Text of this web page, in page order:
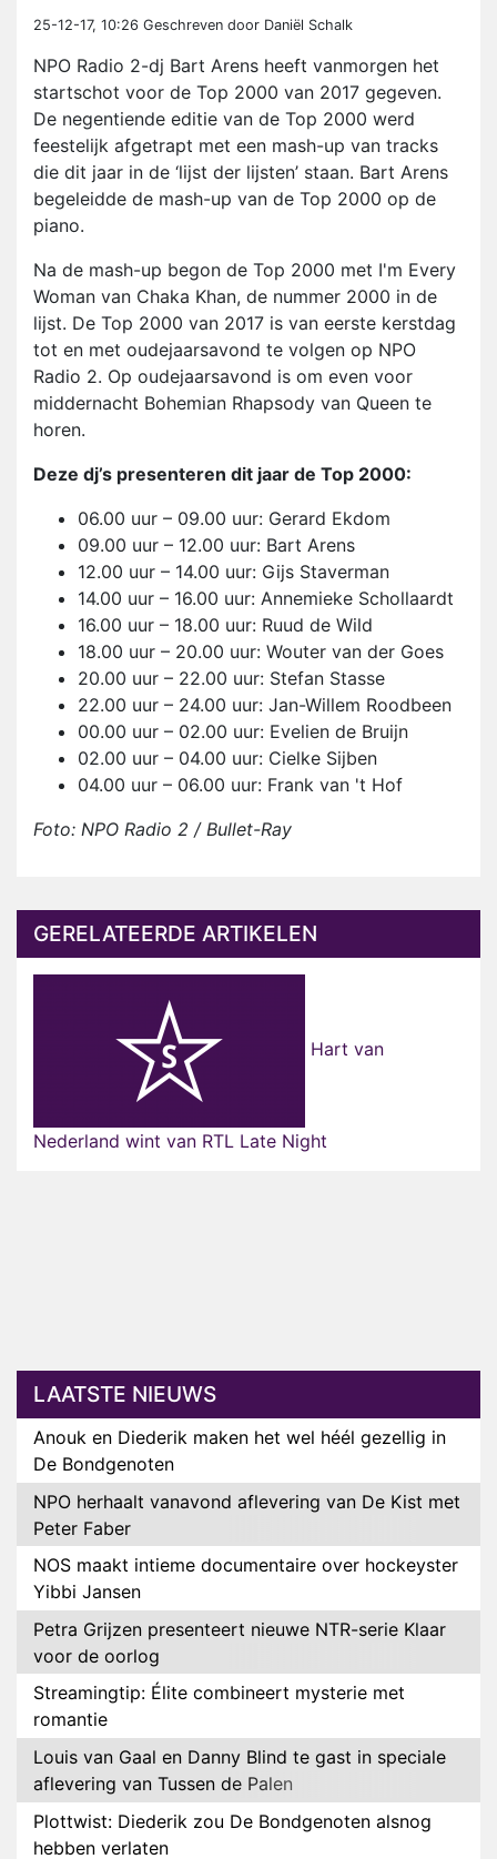
25-12-17, 10:26 Geschreven door Daniël Schalk
NPO Radio 2-dj Bart Arens heeft vanmorgen het
startschot voor de Top 2000 van 2017 gegeven.
De negentiende editie van de Top 2000 werd
feestelijk afgetrapt met een mash-up van tracks
die dit jaar in de ‘lijst der lijsten’ staan. Bart Arens
begeleidde de mash-up van de Top 2000 op de
piano.
Na de mash-up begon de Top 2000 met I'm Every
Woman van Chaka Khan, de nummer 2000 in de
lijst. De Top 2000 van 2017 is van eerste kerstdag
tot en met oudejaarsavond te volgen op NPO
Radio 2. Op oudejaarsavond is om even voor
middernacht Bohemian Rhapsody van Queen te
horen.
Deze dj’s presenteren dit jaar de Top 2000:
06.00 uur – 09.00 uur: Gerard Ekdom
09.00 uur – 12.00 uur: Bart Arens
12.00 uur – 14.00 uur: Gijs Staverman
14.00 uur – 16.00 uur: Annemieke Schollaardt
16.00 uur – 18.00 uur: Ruud de Wild
18.00 uur – 20.00 uur: Wouter van der Goes
20.00 uur – 22.00 uur: Stefan Stasse
22.00 uur – 24.00 uur: Jan-Willem Roodbeen
00.00 uur – 02.00 uur: Evelien de Bruijn
02.00 uur – 04.00 uur: Cielke Sijben
04.00 uur – 06.00 uur: Frank van 't Hof
Foto: NPO Radio 2 / Bullet-Ray
GERELATEERDE ARTIKELEN
Hart van
Nederland wint van RTL Late Night
LAATSTE NIEUWS
Anouk en Diederik maken het wel héél gezellig in
De Bondgenoten
NPO herhaalt vanavond aflevering van De Kist met
Peter Faber
NOS maakt intieme documentaire over hockeyster
Yibbi Jansen
Petra Grijzen presenteert nieuwe NTR-serie Klaar
voor de oorlog
Streamingtip: Élite combineert mysterie met
romantie
Louis van Gaal en Danny Blind te gast in speciale
aflevering van Tussen de Palen
Plottwist: Diederik zou De Bondgenoten alsnog
hebben verlaten